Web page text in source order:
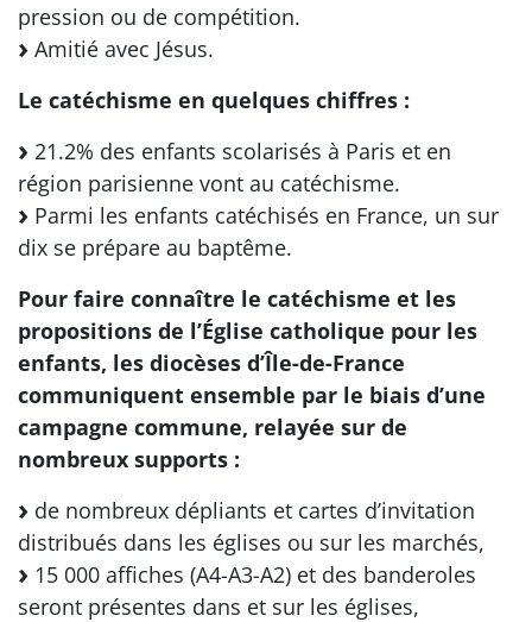
pression ou de compétition.
Amitié avec Jésus.
Le catéchisme en quelques chiffres :
21.2% des enfants scolarisés à Paris et en
région parisienne vont au catéchisme.
Parmi les enfants catéchisés en France, un sur
dix se prépare au baptême.
Pour faire connaître le catéchisme et les
propositions de l’Église catholique pour les
enfants, les diocèses d’Île-de-France
communiquent ensemble par le biais d’une
campagne commune, relayée sur de
nombreux supports :
de nombreux dépliants et cartes d’invitation
distribués dans les églises ou sur les marchés,
15 000 affiches (A4-A3-A2) et des banderoles
seront présentes dans et sur les églises,